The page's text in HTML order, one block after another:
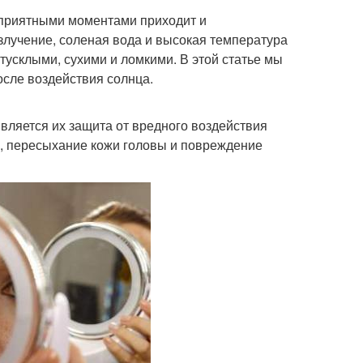
моментами приходит и
соленая вода и высокая температура
сухими и ломкими. В этой статье мы
воздействия солнца.
их защита от вредного воздействия
пересыхание кожи головы и повреждение